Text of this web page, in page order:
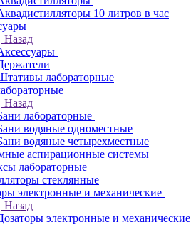
10 литров в час
Назад
лабораторные
Назад
лабораторные
водяные одноместные
водяные четырехместные
аспирационные системы
лабораторные
стеклянные
электронные и механические
Назад
электронные и механические